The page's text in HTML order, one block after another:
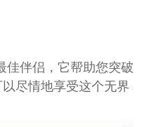
佳伴侣，它帮助您突破
尽情地享受这个无界